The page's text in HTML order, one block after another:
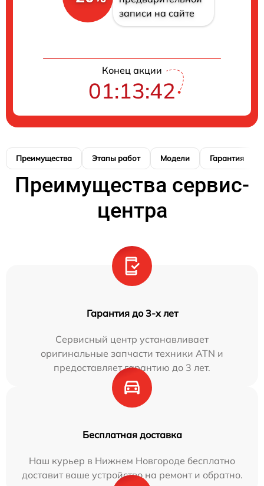
записи на сайте
Конец акции
01:13:41
Преимущества Этапы работ Модели Гарантия
Преимущества сервис-
центра
Гарантия до 3-х лет
Сервисный центр устанавливает
оригинальные запчасти техники ATN и
предоставляет гарантию до 3 лет.
Бесплатная доставка
Наш курьер в Нижнем Новгороде бесплатно
доставит ваше устройство на ремонт и обратно.